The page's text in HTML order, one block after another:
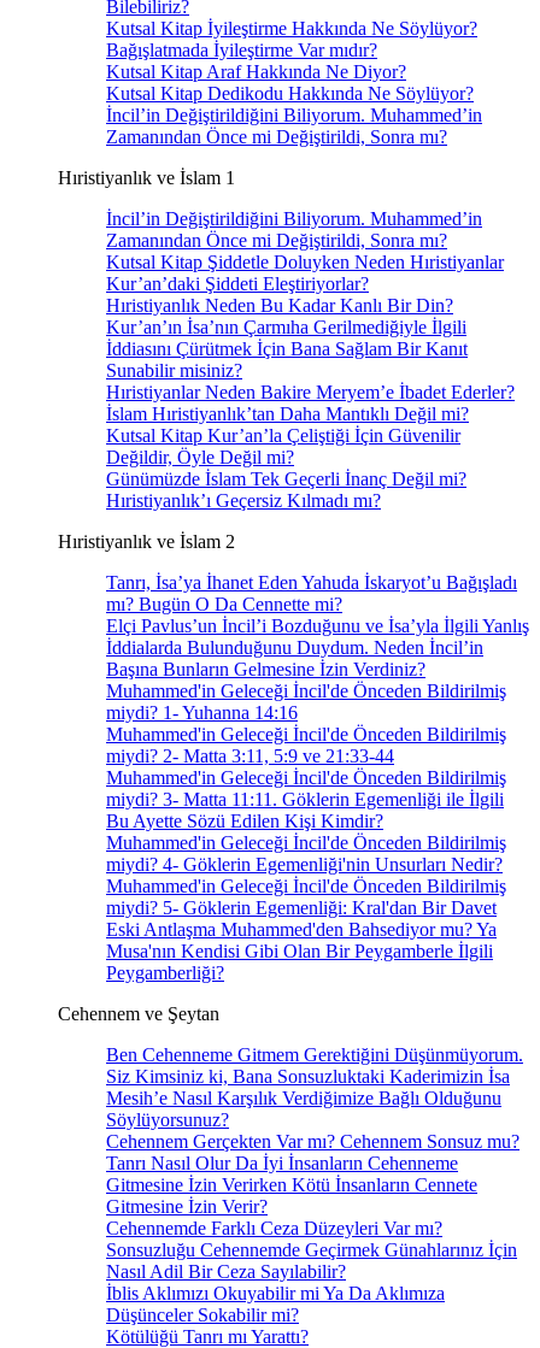
Bilebiliriz?
Kutsal Kitap İyileştirme Hakkında Ne Söylüyor?
Bağışlatmada İyileştirme Var mıdır?
Kutsal Kitap Araf Hakkında Ne Diyor?
Kutsal Kitap Dedikodu Hakkında Ne Söylüyor?
İncil’in Değiştirildiğini Biliyorum. Muhammed’in
Zamanından Önce mi Değiştirildi, Sonra mı?
Hıristiyanlık ve İslam 1
İncil’in Değiştirildiğini Biliyorum. Muhammed’in
Zamanından Önce mi Değiştirildi, Sonra mı?
Kutsal Kitap Şiddetle Doluyken Neden Hıristiyanlar
Kur’an’daki Şiddeti Eleştiriyorlar?
Hıristiyanlık Neden Bu Kadar Kanlı Bir Din?
Kur’an’ın İsa’nın Çarmıha Gerilmediğiyle İlgili
İddiasını Çürütmek İçin Bana Sağlam Bir Kanıt
Sunabilir misiniz?
Hıristiyanlar Neden Bakire Meryem’e İbadet Ederler?
İslam Hıristiyanlık’tan Daha Mantıklı Değil mi?
Kutsal Kitap Kur’an’la Çeliştiği İçin Güvenilir
Değildir, Öyle Değil mi?
Günümüzde İslam Tek Geçerli İnanç Değil mi?
Hıristiyanlık’ı Geçersiz Kılmadı mı?
Hıristiyanlık ve İslam 2
Tanrı, İsa’ya İhanet Eden Yahuda İskaryot’u Bağışladı
mı? Bugün O Da Cennette mi?
Elçi Pavlus’un İncil’i Bozduğunu ve İsa’yla İlgili Yanlış
İddialarda Bulunduğunu Duydum. Neden İncil’in
Başına Bunların Gelmesine İzin Verdiniz?
Muhammed'in Geleceği İncil'de Önceden Bildirilmiş
miydi? 1- Yuhanna 14:16
Muhammed'in Geleceği İncil'de Önceden Bildirilmiş
miydi? 2- Matta 3:11, 5:9 ve 21:33-44
Muhammed'in Geleceği İncil'de Önceden Bildirilmiş
miydi? 3- Matta 11:11. Göklerin Egemenliği ile İlgili
Bu Ayette Sözü Edilen Kişi Kimdir?
Muhammed'in Geleceği İncil'de Önceden Bildirilmiş
miydi? 4- Göklerin Egemenliği'nin Unsurları Nedir?
Muhammed'in Geleceği İncil'de Önceden Bildirilmiş
miydi? 5- Göklerin Egemenliği: Kral'dan Bir Davet
Eski Antlaşma Muhammed'den Bahsediyor mu? Ya
Musa'nın Kendisi Gibi Olan Bir Peygamberle İlgili
Peygamberliği?
Cehennem ve Şeytan
Ben Cehenneme Gitmem Gerektiğini Düşünmüyorum.
Siz Kimsiniz ki, Bana Sonsuzluktaki Kaderimizin İsa
Mesih’e Nasıl Karşılık Verdiğimize Bağlı Olduğunu
Söylüyorsunuz?
Cehennem Gerçekten Var mı? Cehennem Sonsuz mu?
Tanrı Nasıl Olur Da İyi İnsanların Cehenneme
Gitmesine İzin Verirken Kötü İnsanların Cennete
Gitmesine İzin Verir?
Cehennemde Farklı Ceza Düzeyleri Var mı?
Sonsuzluğu Cehennemde Geçirmek Günahlarınız İçin
Nasıl Adil Bir Ceza Sayılabilir?
İblis Aklımızı Okuyabilir mi Ya Da Aklımıza
Düşünceler Sokabilir mi?
Kötülüğü Tanrı mı Yarattı?